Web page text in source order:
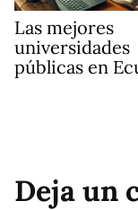
Las mejores
universidades
públicas en
Deja un